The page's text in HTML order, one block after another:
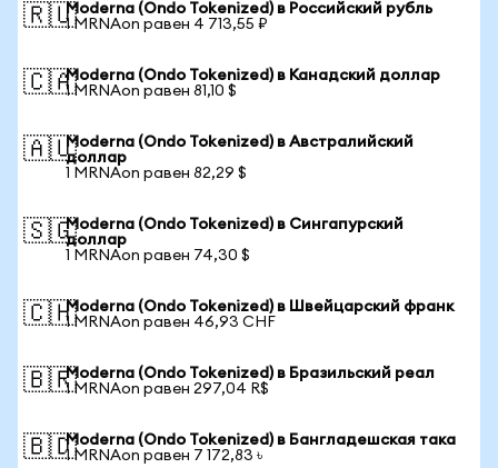
🇷🇺Moderna (Ondo Tokenized) в Российский рубль
1 MRNAon равен 4 713,55 ₽
🇨🇦Moderna (Ondo Tokenized) в Канадский доллар
1 MRNAon равен 81,10 $
🇦🇺Moderna (Ondo Tokenized) в Австралийский
доллар
1 MRNAon равен 82,29 $
🇸🇬Moderna (Ondo Tokenized) в Сингапурский
доллар
1 MRNAon равен 74,30 $
🇨🇭Moderna (Ondo Tokenized) в Швейцарский франк
1 MRNAon равен 46,93 CHF
🇧🇷Moderna (Ondo Tokenized) в Бразильский реал
1 MRNAon равен 297,04 R$
🇧🇩Moderna (Ondo Tokenized) в Бангладешская така
1 MRNAon равен 7 172,83 ৳